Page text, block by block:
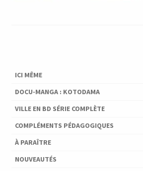
ICI MÊME
DOCU-MANGA : KOTODAMA
VILLE EN BD SÉRIE COMPLÈTE
COMPLÉMENTS PÉDAGOGIQUES
À PARAÎTRE
NOUVEAUTÉS